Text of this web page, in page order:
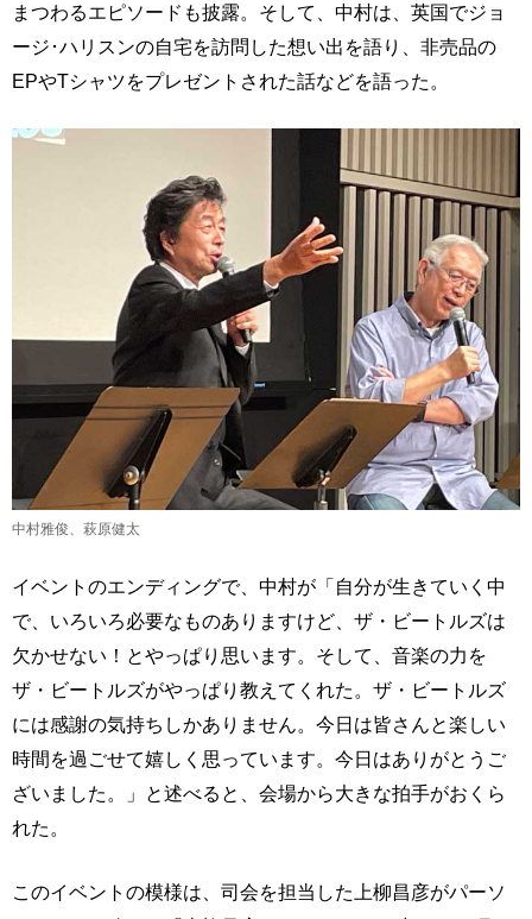
まつわるエピソードも披露。そして、中村は、英国でジョ
ージ･ハリスンの自宅を訪問した想い出を語り、非売品の
EPやTシャツをプレゼントされた話などを語った。
中村雅俊、萩原健太
イベントのエンディングで、中村が「自分が生きていく中
で、いろいろ必要なものありますけど、ザ・ビートルズは
欠かせない！とやっぱり思います。そして、音楽の力を
ザ・ビートルズがやっぱり教えてくれた。ザ・ビートルズ
には感謝の気持ちしかありません。今日は皆さんと楽しい
時間を過ごせて嬉しく思っています。今日はありがとうご
ざいました。」と述べると、会場から大きな拍手がおくら
れた。
このイベントの模様は、司会を担当した上柳昌彦がパーソ